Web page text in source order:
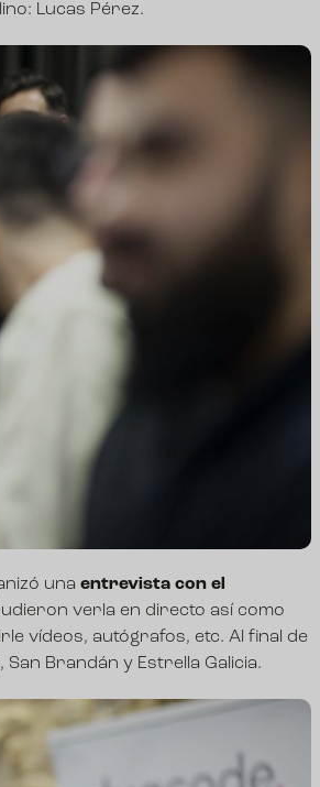
Lucas Pérez.
una entrevista con el
verla en directo así como
vídeos, autógrafos, etc. Al final de
Brandán y Estrella Galicia.